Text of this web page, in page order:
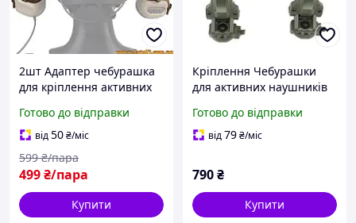
2шт Адаптер чебурашка
для кріплення активних
FAST ARC FMA Helmet Rail
кронштейн чебурашки на
каску ФАСТ Олива
Готово до відправки
від50₴/міс
499₴/пара
599 ₴/пара
Купити
Кріплення Чебурашки
для активних наушників
team wendy), Олива
Готово до відправки
від79₴/міс
790₴
Купити